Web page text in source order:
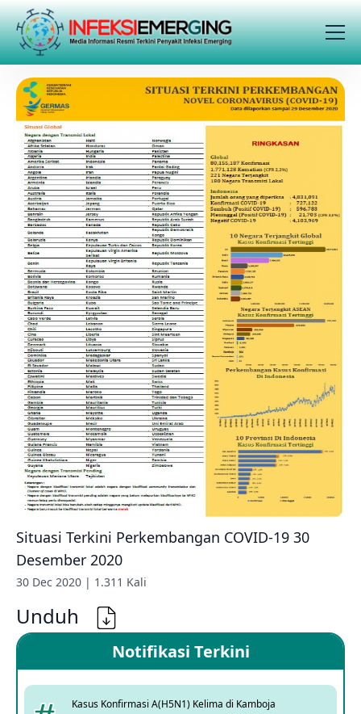
Situasi Terkini Perkembangan COVID-19 30
Desember 2020
30 Dec 2020 | 1.311 Kali
Unduh
Notifikasi Terkini
Kasus Konfirmasi A(H5N1) Kelima di Kamboja